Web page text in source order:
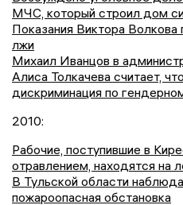
МЧС, который строил дом
Показания Виктора Волкова
лжи
Михаил Иванцов в
Алиса Толкачева считает,
дискриминация по
2010:
Рабочие, поступившие в
отравлением, находятся на
В Тульской области
пожароопасная обстановка